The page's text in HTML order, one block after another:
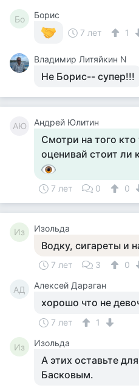
Бо
Борис
7 лет
1
Владимир Литяйкин N
Не Борис-- супер!!!
АЮ Андрей Юлитин
Смотри на того кто
оценивай стоит ли
7 лет 0 0
Из Изольда
Водку, сигареты и
7 лет 3 0
АД Алексей Дараган
хорошо что не
7 лет 1
Из Изольда
А этих оставьте
Басковым.